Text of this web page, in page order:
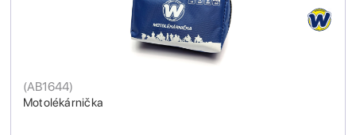
Motolékárnička
(AB1644)